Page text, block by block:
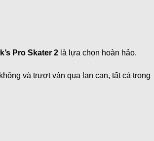
Pro Skater 2 là lựa chọn hoàn hảo.
và trượt ván qua lan can, tất cả trong